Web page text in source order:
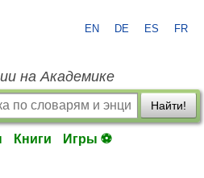
EN DE ES FR
на Академике
Найти!
Книги Игры ⚽